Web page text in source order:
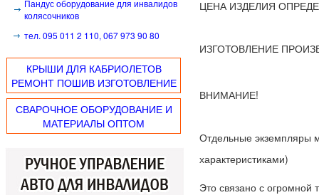
Пандус оборудование для инвалидов
колясочников
тел. 095 011 2 110, 067 973 90 80
КРЫШИ ДЛЯ КАБРИОЛЕТОВ
РЕМОНТ ПОШИВ ИЗГОТОВЛЕНИЕ
СВАРОЧНОЕ ОБОРУДОВАНИЕ И
МАТЕРИАЛЫ ОПТОМ
ЦЕНА ИЗДЕЛИЯ
ИЗГОТОВЛЕНИЕ
ВНИМАНИЕ!
Отдельные экземпляры
характеристиками)
Это связано с огромной